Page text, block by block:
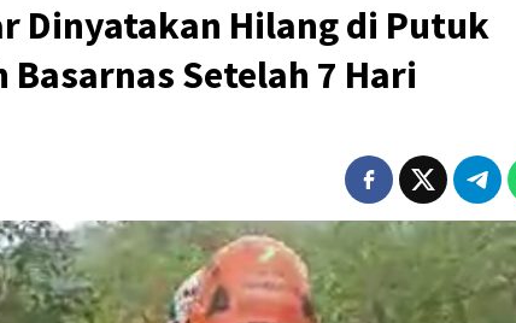
Dinyatakan Hilang di Putuk
Basarnas Setelah 7 Hari